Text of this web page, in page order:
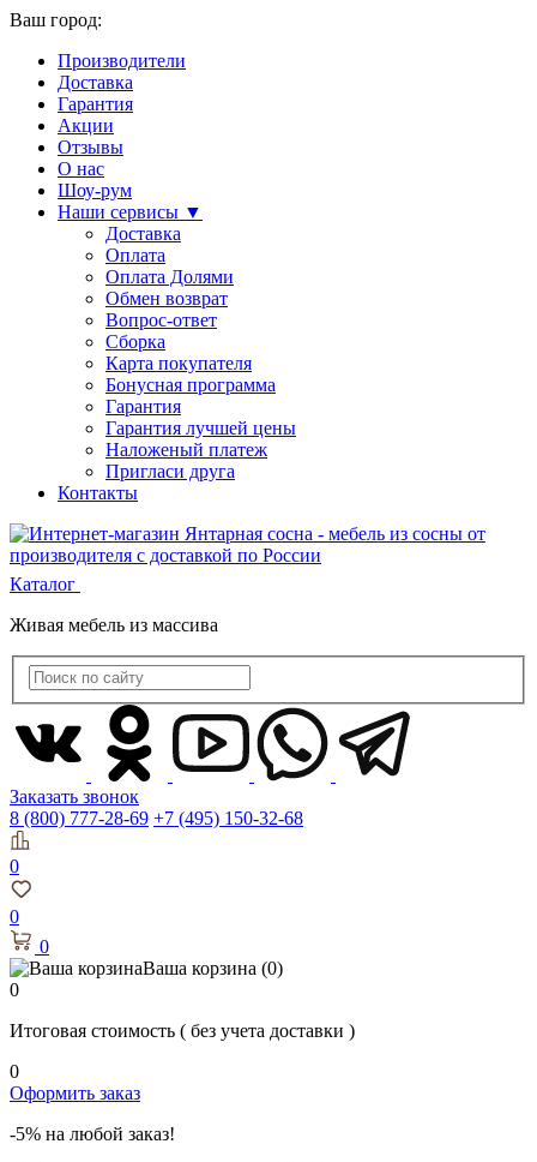
Ваш город:
Производители
Доставка
Гарантия
Акции
Отзывы
О нас
Шоу-рум
Наши сервисы ▼
Доставка
Оплата
Оплата Долями
Обмен возврат
Вопрос-ответ
Сборка
Карта покупателя
Бонусная программа
Гарантия
Гарантия лучшей цены
Наложеный платеж
Пригласи друга
Контакты
Каталог
Живая мебель из массива
Заказать звонок
8 (800) 777-28-69 +7 (495) 150-32-68
0
0
0
Ваша корзина (0)
0
Итоговая стоимость ( без учета доставки )
0
Оформить заказ
-5% на любой заказ!